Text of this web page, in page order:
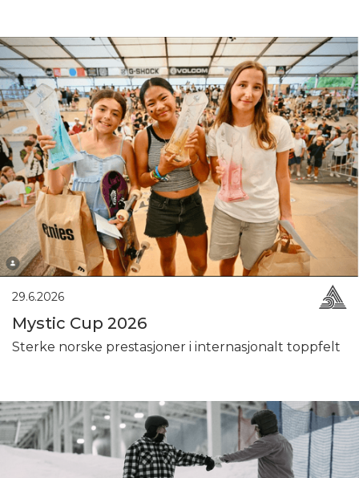
29.6.2026
Mystic Cup 2026
Sterke norske prestasjoner i internasjonalt toppfelt